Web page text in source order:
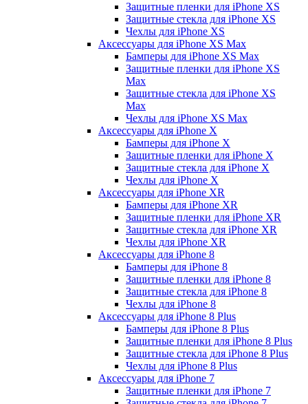
Защитные пленки для iPhone ХS
Защитные стекла для iPhone ХS
Чехлы для iPhone ХS
Аксессуары для iPhone ХS Max
Бамперы для iPhone XS Max
Защитные пленки для iPhone XS
Max
Защитные стекла для iPhone XS
Max
Чехлы для iPhone XS Max
Аксессуары для iPhone X
Бамперы для iPhone X
Защитные пленки для iPhone X
Защитные стекла для iPhone X
Чехлы для iPhone X
Аксессуары для iPhone XR
Бамперы для iPhone XR
Защитные пленки для iPhone XR
Защитные стекла для iPhone XR
Чехлы для iPhone XR
Аксессуары для iPhone 8
Бамперы для iPhone 8
Защитные пленки для iPhone 8
Защитные стекла для iPhone 8
Чехлы для iPhone 8
Аксессуары для iPhone 8 Plus
Бамперы для iPhone 8 Plus
Защитные пленки для iPhone 8 Plus
Защитные стекла для iPhone 8 Plus
Чехлы для iPhone 8 Plus
Аксессуары для iPhone 7
Защитные пленки для iPhone 7